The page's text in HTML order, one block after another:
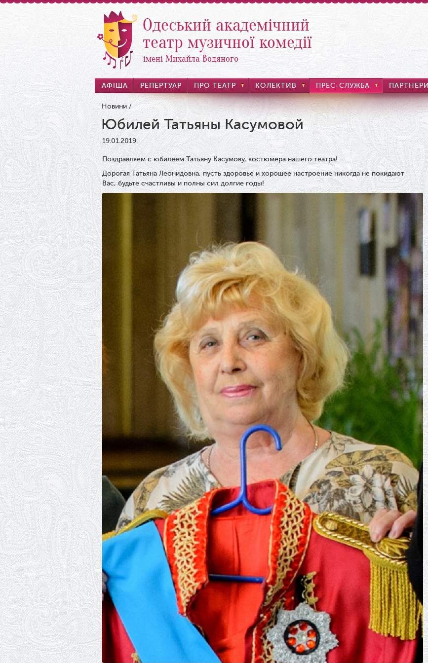
Одеський академічний
театр музичної комедії
імені Михайла Водяного
АФІША РЕПЕРТУАР ПРО ТЕАТР КОЛЕКТИВ ПРЕС-СЛУЖБА ПАРТНЕРИ
Новини /
Юбилей Татьяны Касумовой
19.01.2019
Поздравляем с юбилеем Татьяну Касумову, костюмера нашего театра!
Дорогая Татьяна Леонидовна, пусть здоровье и хорошее настроение никогда не покидают
Вас, будьте счастливы и полны сил долгие годы!